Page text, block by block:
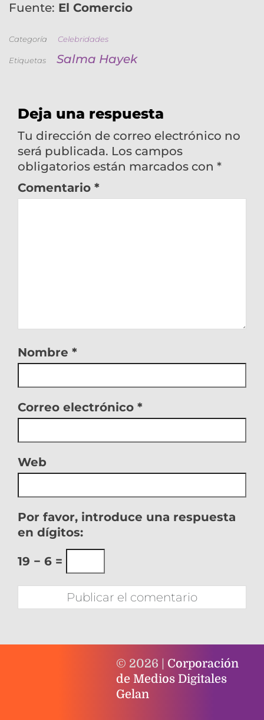
Fuente: El Comercio
Categoría Celebridades
Etiquetas Salma Hayek
Deja una respuesta
Tu dirección de correo electrónico no
será publicada. Los campos
obligatorios están marcados con *
Comentario *
Nombre *
Correo electrónico *
Web
Por favor, introduce una respuesta
en dígitos:
19 − 6 =
© 2026 | Corporación
de Medios Digitales
Gelan